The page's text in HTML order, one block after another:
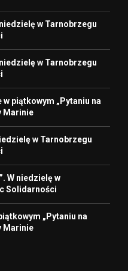
w Tarnobrzegu
w Tarnobrzegu
piątkowym „Pytaniu na
Marinie
w Tarnobrzegu
W niedzielę w
Solidarności
„Pytaniu na
Marinie